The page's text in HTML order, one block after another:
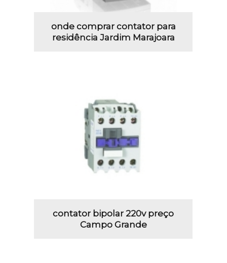
onde comprar contator para
residência Jardim Marajoara
contator bipolar 220v preço
Campo Grande